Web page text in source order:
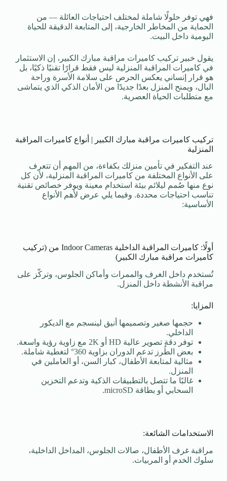
فهي توفر حلولًا شاملة لمختلف احتياجات العائلة — من
الحماية من المخاطر الخارجية، إلى المتابعة الدقيقة للحياة
اليومية داخل البيت.
يقول خبير تركيب كاميرات مراقبة مبارك الكبير، إن الاستثمار
في كاميرات المراقبة المنزلية ليس فقط قرارًا تقنيًا ذكيًا، بل
هو قرار إنساني يعكس الحرص على سلامة الأسرة وراحة
البال، ويمنح المنزل بعدًا جديدًا من الأمان الذكي الذي يتماشى
مع متطلبات الحياة العصرية.
تركيب كاميرات مراقبة مبارك الكبير | أنواع كاميرات المراقبة
المنزلية
عند التفكير في تأمين منزلك بكفاءة، من المهم أن تتعرف
على الأنواع المختلفة من كاميرات المراقبة المنزلية، لأن كل
نوع منها صُمم ليلائم بيئة استخدام معينة ويوفر خصائص تقنية
تناسب احتياجات محددة. وفيما يلي عرض لأهم الأنواع
الأساسية:
أولًا: كاميرات المراقبة الداخلية Indoor Cameras من (تركيب
كاميرات مراقبة مبارك الكبير)
تُستخدم داخل الغرف والممرات وأماكن الجلوس، وتركّز على
مراقبة الأنشطة داخل المنزل.
المزايا:
حجمها صغير وتصميمها أنيق لينسجم مع الديكور
الداخلي.
توفر دقة تصوير عالية HD أو 2K مع زاوية رؤية واسعة.
بعض الطُرز تدعم الدوران بزاوية 360° لتغطية شاملة.
مثالية لمتابعة الأطفال، كبار السن، أو العاملين في
المنزل.
غالبًا ما تتصل بالتطبيقات الذكية وتدعم التخزين
السحابي أو بطاقة microSD.
الاستخدامات الشائعة:
مراقبة غرف الأطفال، صالات الجلوس، المداخل الداخلية،
سلوك الخدم أو المربيات.